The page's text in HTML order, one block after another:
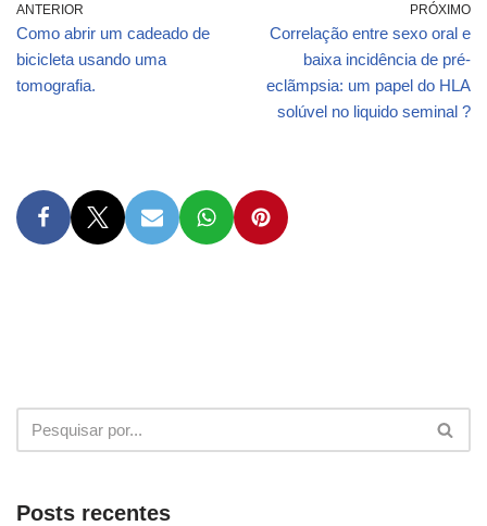
ANTERIOR
Como abrir um cadeado de
bicicleta usando uma
tomografia.
PRÓXIMO
Correlação entre sexo oral e
baixa incidência de pré-
eclãmpsia: um papel do HLA
solúvel no liquido seminal ?
Posts recentes